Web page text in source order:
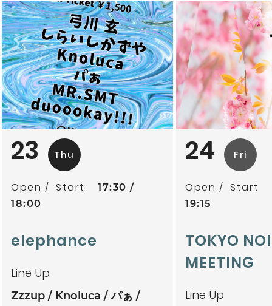
23 Thu
Open Start
17:30
18:00
elephance
Line Up
Zzzup Knoluca
パぁ
24 Fri
Open Start
19:15
TOKYO
MEETING
Line Up